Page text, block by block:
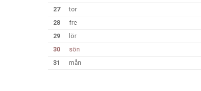
27
tor
28
fre
29
lör
30
sön
31 mån